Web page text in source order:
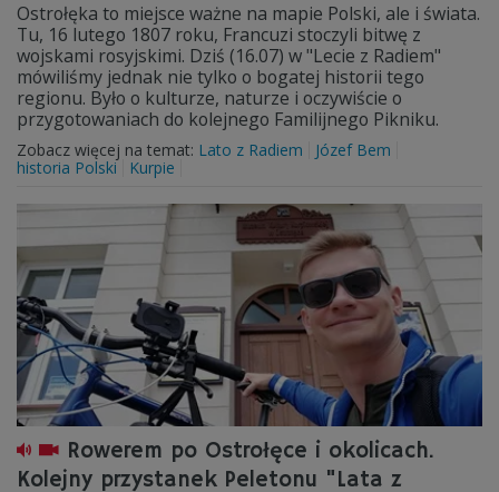
Ostrołęka to miejsce ważne na mapie Polski, ale i świata.
Tu, 16 lutego 1807 roku, Francuzi stoczyli bitwę z
wojskami rosyjskimi. Dziś (16.07) w "Lecie z Radiem"
mówiliśmy jednak nie tylko o bogatej historii tego
regionu. Było o kulturze, naturze i oczywiście o
przygotowaniach do kolejnego Familijnego Pikniku.
Zobacz więcej na temat: Lato z Radiem
Józef Bem
historia Polski
Kurpie
Rowerem po Ostrołęce i okolicach.
Kolejny przystanek Peletonu "Lata z